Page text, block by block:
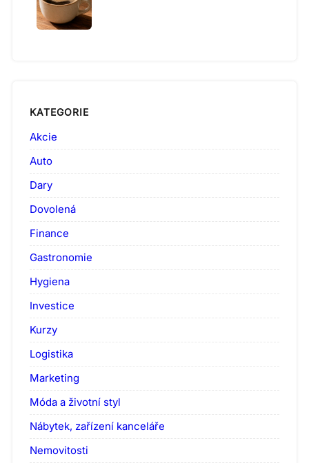
KATEGORIE
Akcie
Auto
Dary
Dovolená
Finance
Gastronomie
Hygiena
Investice
Kurzy
Logistika
Marketing
Móda a životní styl
Nábytek, zařízení kanceláře
Nemovitosti